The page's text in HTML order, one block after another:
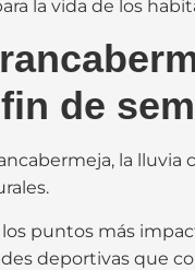
la vida de los
de
la
puntos más
deportivas que